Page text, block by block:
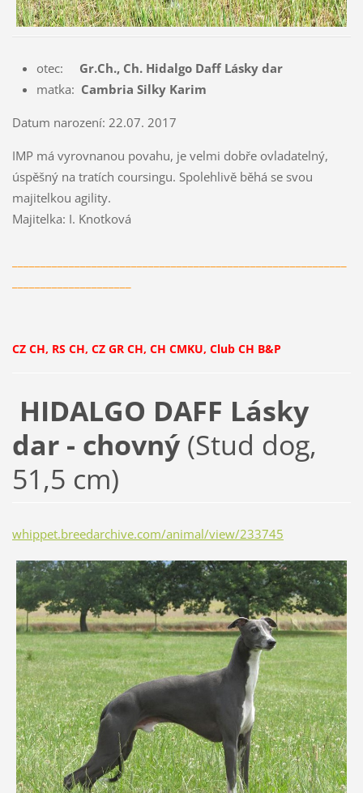
otec: Gr.Ch., Ch. Hidalgo Daff Lásky dar
matka: Cambria Silky Karim
Datum narození: 22.07. 2017
IMP má vyrovnanou povahu, je velmi dobře ovladatelný,
úspěšný na tratích coursingu. Spolehlivě běhá se svou
majitelkou agility.
Majitelka: I. Knotková
CZ CH, RS CH, CZ GR CH, CH CMKU, Club CH B&P
HIDALGO DAFF Lásky
dar - chovný(Stud dog,
51,5 cm)
whippet.breedarchive.com/animal/view/233745